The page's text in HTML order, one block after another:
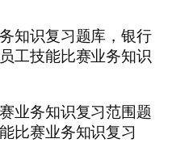
知识复习题库，银行
工技能比赛业务知识
业务知识复习范围题
比赛业务知识复习